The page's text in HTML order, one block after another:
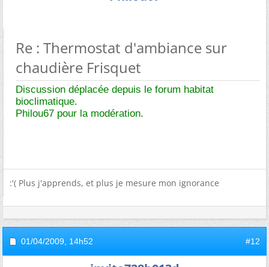
Re : Thermostat d'ambiance sur
chaudière Frisquet
Discussion déplacée depuis le forum habitat
bioclimatique.
Philou67 pour la modération.
:'( Plus j'apprends, et plus je mesure mon ignorance
01/04/2009, 14h52 #12